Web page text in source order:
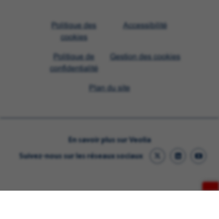
Politique des
cookies
Accessibilité
Politique de
confidentialité
Gestion des cookies
Plan du site
En savoir plus sur Veolia
Suivez-nous sur les réseaux sociaux